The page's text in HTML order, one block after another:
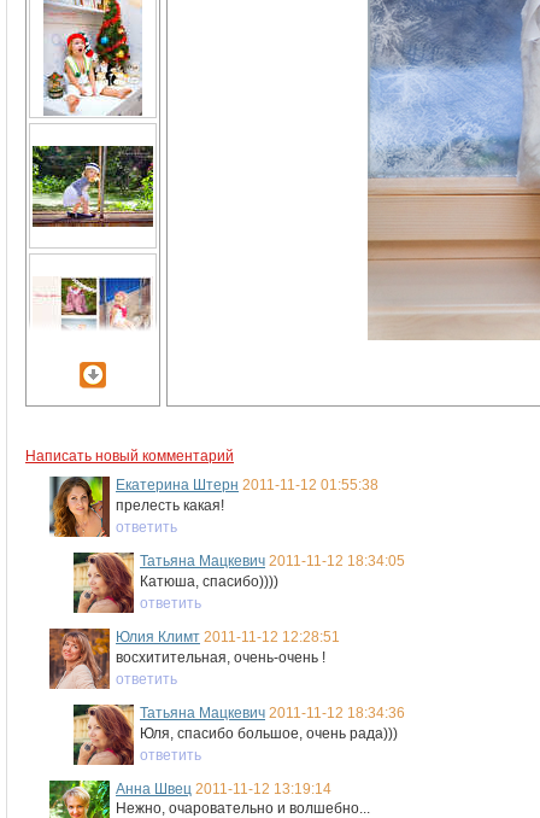
Написать новый комментарий
Екатерина Штерн 2011-11-12 01:55:38
прелесть какая!
ответить
Татьяна Мацкевич 2011-11-12 18:34:05
Катюша, спасибо))))
ответить
Юлия Климт 2011-11-12 12:28:51
восхитительная, очень-очень !
ответить
Татьяна Мацкевич 2011-11-12 18:34:36
Юля, спасибо большое, очень рада)))
ответить
Анна Швец 2011-11-12 13:19:14
Нежно, очаровательно и волшебно...